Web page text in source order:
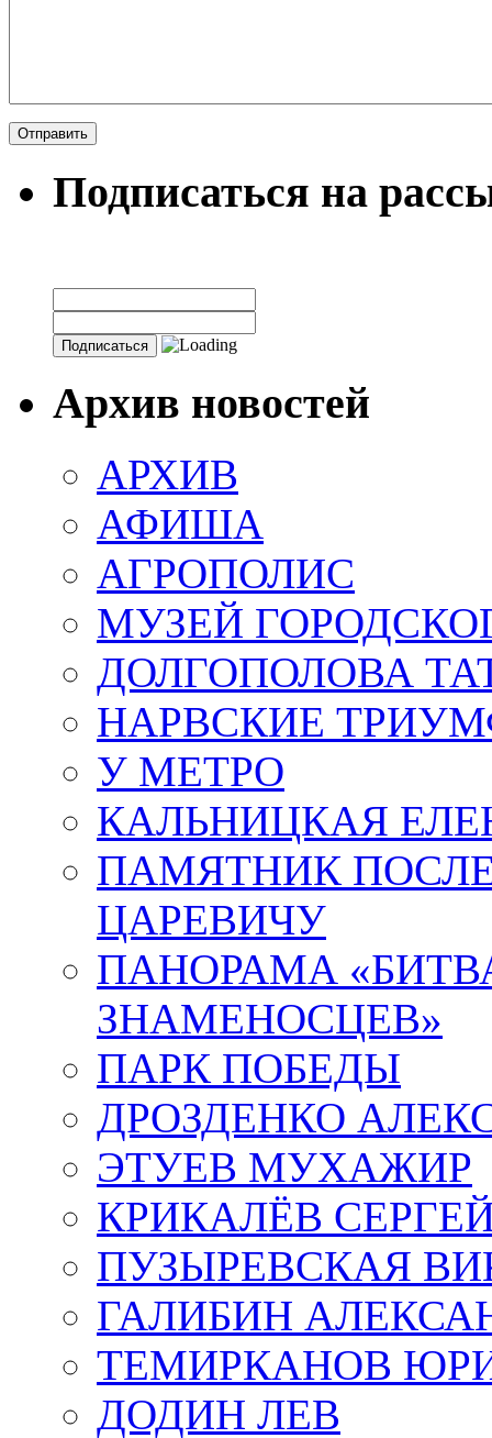
Подписаться на
Архив новостей
АРХИВ
АФИША
АГРОПОЛИС
МУЗЕЙ
ДОЛГОПОЛОВА
НАРВСКИЕ
У МЕТРО
КАЛЬНИЦКАЯ
ПАМЯТНИК
ЦАРЕВИЧУ
ПАНОРАМА
ЗНАМЕНОСЦЕВ»
ПАРК ПОБЕДЫ
ДРОЗДЕНКО
ЭТУЕВ МУХАЖИР
КРИКАЛЁВ
ПУЗЫРЕВСКАЯ
ГАЛИБИН
ТЕМИРКАНОВ
ДОДИН ЛЕВ